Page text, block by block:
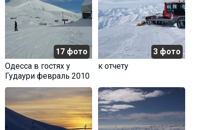
17 фото
Одесса в гостях у
Гудаури февраль 2010
3 фото
к отчету